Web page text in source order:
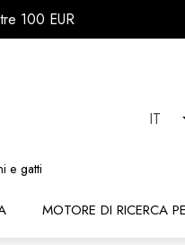
100 EUR
e gatti
IT
MOTORE DI RICERCA